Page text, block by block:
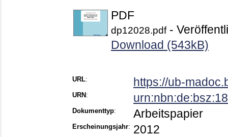
PDF
dp12028.pdf-
Download (543kB)
URL: https://ub-
URN :
Dokumenttyp: Arbeitspapier
Erscheinungsjahr: 2012